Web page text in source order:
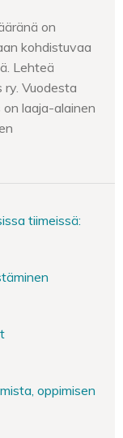
on
kohdistuvaa
Lehteä
Vuodesta
laaja-alainen
tiimeissä:
oppimisen